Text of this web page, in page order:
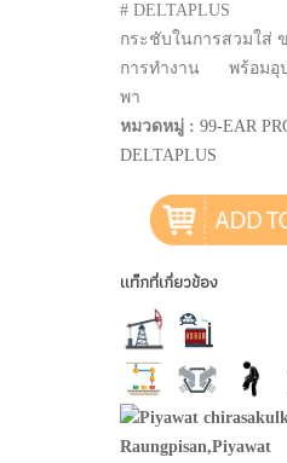
# DELTAPLUS
กระชับในการสวมใส่
การทำงาน พร้อมอุ
พา
หมวดหมู่ : 99-EAR
DELTAPLUS
แท็กที่เกี่ยวข้อง